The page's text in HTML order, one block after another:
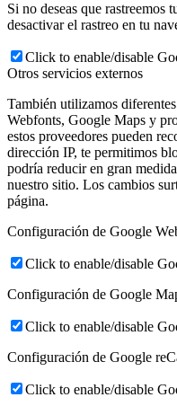
Si no deseas que rastreemos
desactivar el rastreo en tu
Click to enable/disable
Otros servicios externos
También utilizamos
Webfonts, Google Maps y
estos proveedores pueden
dirección IP, te permitimos
podría reducir en gran
nuestro sitio. Los cambios
página.
Configuración de Google
Click to enable/disable
Configuración de Google
Click to enable/disable
Configuración de Google
Click to enable/disable